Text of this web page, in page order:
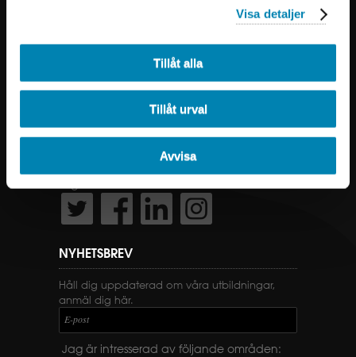
Visa detaljer
Tillåt alla
Tillåt urval
Avvisa
KONTAKTA OSS
FÖLJ OSS
NYHETSBREV
Håll dig uppdaterad om våra utbildningar,
anmäl dig här.
E-post
Jag är intresserad av följande områden: